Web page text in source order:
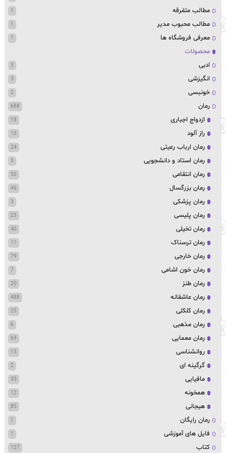
مطالب متفرقه 1
مطالب محبوب مدیر 1
معرفی فروشگاه ها 1
محصولات
ادبی
3
انگیزشی 3
خونبسی 2
رمان 688
ازدواج اجباری 18
راز آلود 15
رمان ارباب رعیتی 24
رمان استاد و دانشجویی 3
رمان انتقامی 50
رمان بزرگسال 46
رمان پزشکی 3
رمان پلیسی 23
رمان تخیلی 40
رمان ترسناک 11
رمان خارجی 79
رمان خون اشامی 7
رمان طنز 20
رمان عاشقانه 488
رمان کلکلی 25
رمان مذهبی 6
رمان معمایی 69
روانشناسی 13
گرگینه ای 2
مافیایی 33
همخونه 12
هیجانی 85
رمان رایگان 1
فایل های آموزشی 1
کتاب 127